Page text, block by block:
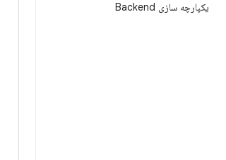
یکپارچه سازی Backend